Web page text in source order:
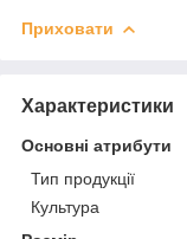
Приховати
Характеристики
Основні атрибути
Тип продукції
Культура